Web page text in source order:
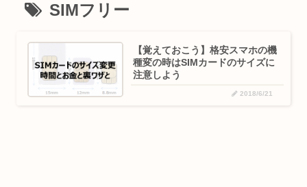
SIMフリー
【覚えておこう】格安スマホの機
種変の時はSIMカードのサイズに
注意しよう
2018/6/21